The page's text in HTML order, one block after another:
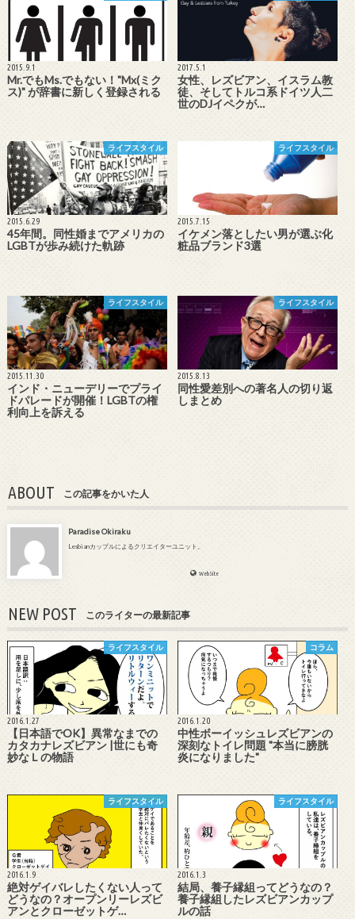
2015.9.1
Mr.でもMs.でもない！"Mx(ミク
ス)" が辞書に新しく登録される
2017.5.1
女性、レズビアン、イスラム教
徒、そしてトルコ系ドイツ人二
世のDJイペクが…
ライフスタイル
2015.6.29
45年間。同性婚までアメリカの
LGBTが歩み続けた軌跡
ライフスタイル
2015.7.15
イケメン落としたい男が選ぶ化
粧品ブランド3選
ライフスタイル
2015.11.30
インド・ニューデリーでプライ
ドパレードが開催！LGBTの権
利向上を訴える
ライフスタイル
2015.8.13
同性愛差別への著名人の切り返
しまとめ
ABOUT この記事をかいた人
Paradise Okiraku
Lesbianカップルによるクリエイターユニット。
WebSite
NEW POST このライターの最新記事
ライフスタイル
2016.1.27
【日本語でOK】異常なまでの
カタカナレズビアン |世にも奇
妙なＬの物語
コラム
2016.1.20
中性ボーイッシュレズビアンの
深刻なトイレ問題 "本当に膀胱
炎になりました"
ライフスタイル
2016.1.9
絶対ゲイバレしたくない人って
どうなの？オープンリーレズビ
アンとクローゼットゲ…
ライフスタイル
2016.1.3
結局、養子縁組ってどうなの？
養子縁組したレズビアンカップ
ルの話